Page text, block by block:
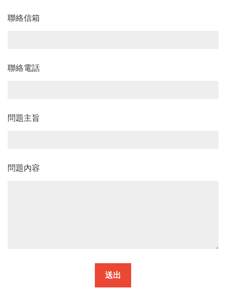
聯絡信箱
聯絡電話
問題主旨
問題內容